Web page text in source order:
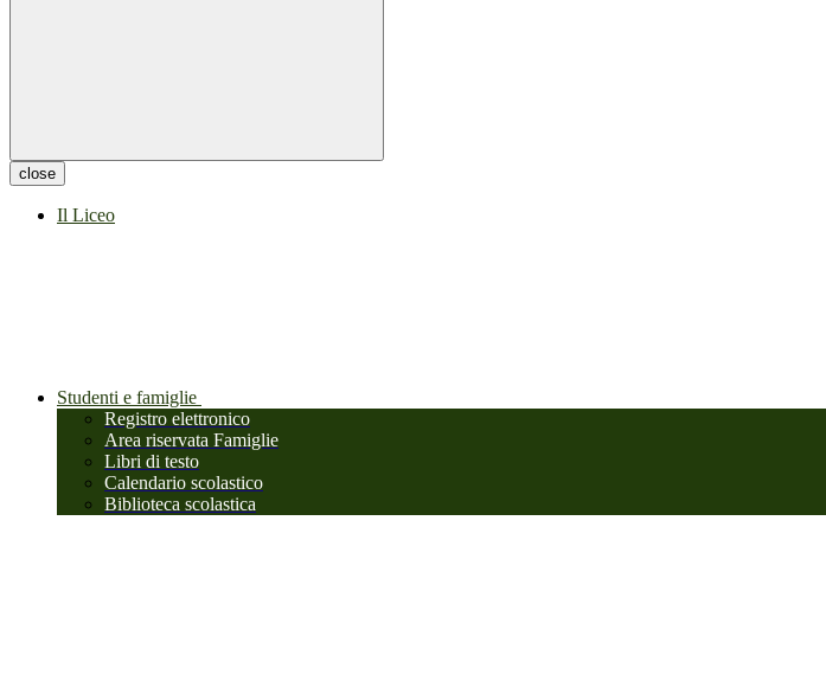
close
Il Liceo
Studenti e famiglie
Registro elettronico
Area riservata Famiglie
Libri di testo
Calendario scolastico
Biblioteca scolastica